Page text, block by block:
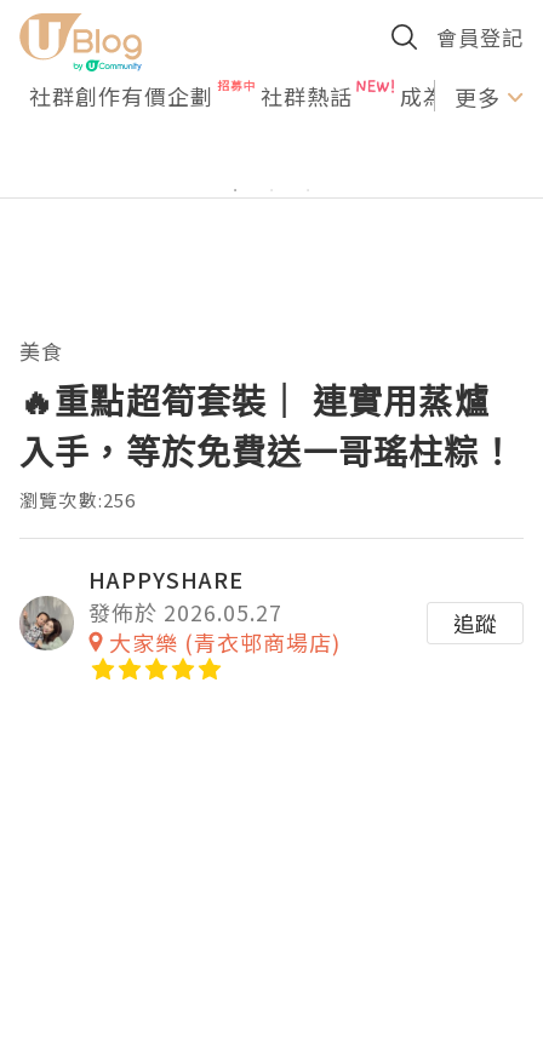
會員登記
社群創作有價企劃 社群熱話 成為U更多
美食
🔥重點超筍套裝｜ 連實用蒸爐
入手，等於免費送一哥瑤柱粽！
瀏覽次數:256
HAPPYSHARE
發佈於 2026.05.27
大家樂 (青衣邨商場店)
追蹤